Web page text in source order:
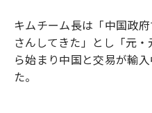
キムチーム長は「中国政
さんしてきた」とし「元
ら始まり中国と交易が輸
た。